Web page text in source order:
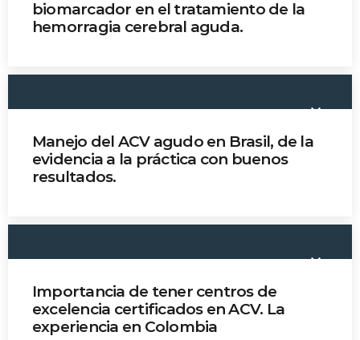
MOST UPVOTED
DESIGN ADMINISTRATOR
Validating Enterprise
biomarcador en el tratamiento de la
hemorragia cerebral aguda.
keyboard_arrow_down
Manejo del ACV agudo en Brasil, de la
evidencia a la práctica con buenos
resultados.
keyboard_arrow_down
Importancia de tener centros de
excelencia certificados en ACV. La
experiencia en Colombia